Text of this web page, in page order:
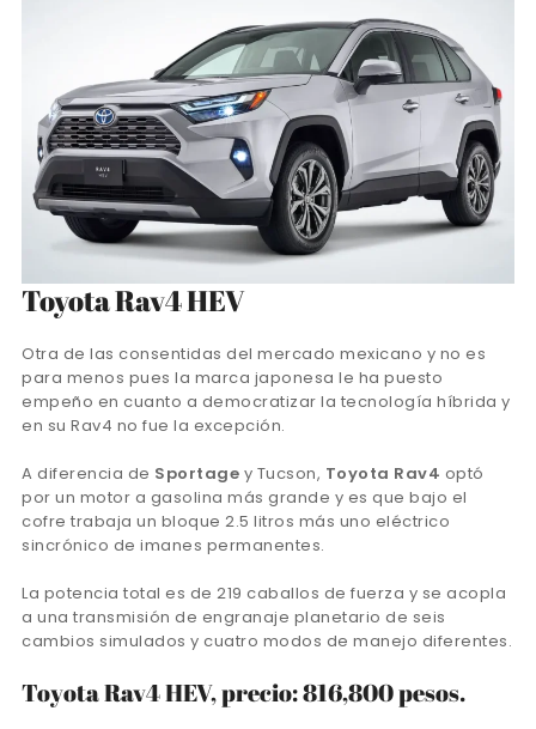
Toyota Rav4 HEV
Otra de las consentidas del mercado mexicano y no es
para menos pues la marca japonesa le ha puesto
empeño en cuanto a democratizar la tecnología híbrida y
en su Rav4 no fue la excepción.
A diferencia de Sportage y Tucson, Toyota Rav4 optó
por un motor a gasolina más grande y es que bajo el
cofre trabaja un bloque 2.5 litros más uno eléctrico
sincrónico de imanes permanentes.
La potencia total es de 219 caballos de fuerza y se acopla
a una transmisión de engranaje planetario de seis
cambios simulados y cuatro modos de manejo diferentes.
Toyota Rav4 HEV, precio: 816,800 pesos.